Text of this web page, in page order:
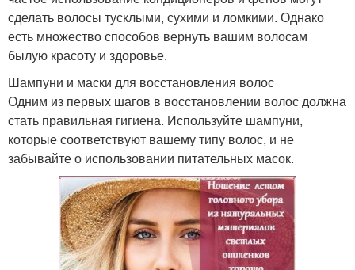
сделать волосы тусклыми, сухими и ломкими. Однако
есть множество способов вернуть вашим волосам
былую красоту и здоровье.
Шампуни и маски для восстановления волос
Одним из первых шагов в восстановлении волос должна
стать правильная гигиена. Используйте шампуни,
которые соответствуют вашему типу волос, и не
забывайте о использовании питательных масок.